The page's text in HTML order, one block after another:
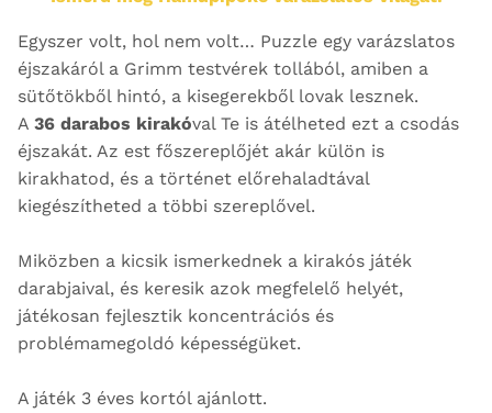
Egyszer volt, hol nem volt… Puzzle egy varázslatos
éjszakáról a Grimm testvérek tollából, amiben a
sütőtökből hintó, a kisegerekből lovak lesznek.
A 36 darabos kirakóval Te is átélheted ezt a csodás
éjszakát. Az est főszereplőjét akár külön is
kirakhatod, és a történet előrehaladtával
kiegészítheted a többi szereplővel.
Miközben a kicsik ismerkednek a kirakós játék
darabjaival, és keresik azok megfelelő helyét,
játékosan fejlesztik koncentrációs és
problémamegoldó képességüket.
A játék 3 éves kortól ajánlott.